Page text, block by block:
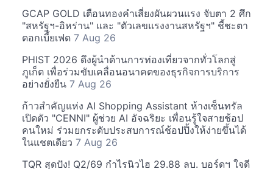
GCAP GOLD เตือนทองคำเสี่ยงผันผวนแรง จับตา 2 ศึก
"สหรัฐฯ-อิหร่าน" และ "ตัวเลขแรงงานสหรัฐฯ" ชี้ชะตา
ดอกเบี้ยเฟด 7 Aug 26
PHIST 2026 ดึงผู้นำด้านการท่องเที่ยวจากทั่วโลกสู่
ภูเก็ต เพื่อร่วมขับเคลื่อนอนาคตของธุรกิจการบริการ
อย่างยั่งยืน 7 Aug 26
ก้าวสำคัญแห่ง AI Shopping Assistant ห้างเซ็นทรัล
เปิดตัว "CENNI" ผู้ช่วย AI อัจฉริยะ เพื่อนรู้ใจสายช้อป
คนใหม่ ร่วมยกระดับประสบการณ์ช้อปปิ้งให้ง่ายขึ้นได้
ในแชตเดียว 7 Aug 26
TQR สุดปัง! Q2/69 กำไรนิวไฮ 29.88 ลบ. บอร์ดฯ ใจดี